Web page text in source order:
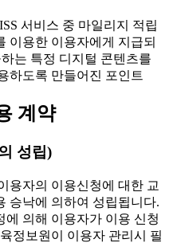
서비스 중 마일리지 적립
이용한 이용자에게 지급되
는 특정 디지털 콘텐츠를
하도록 만들어진 포인트
계약
성립)
용자의 이용신청에 대한 교
승낙에 의하여 성립됩니다.
의해 이용자가 이용 신청
정보원이 이용자 관리시 필